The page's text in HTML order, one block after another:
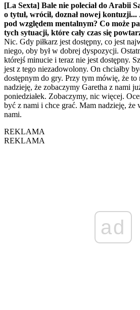
[La Sexta] Bale nie poleciał do Arabii
o tytuł, wrócił, doznał nowej
pod względem mentalnym? Co może
tych sytuacji, które cały czas się
Nic. Gdy piłkarz jest dostępny, co jest
niego, oby był w dobrej dyspozycji.
którejś minucie i teraz nie jest dostępny.
jest z tego niezadowolony. On chciałby
dostępnym do gry. Przy tym mówię, że
nadzieję, że zobaczymy Garetha z nami
poniedziałek. Zobaczymy, nic więcej.
być z nami i chce grać. Mam nadzieję, że
nami.
REKLAMA
REKLAMA
ad